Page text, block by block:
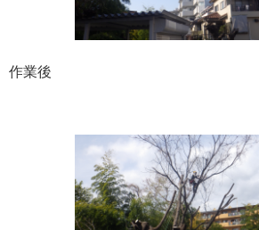
作業後